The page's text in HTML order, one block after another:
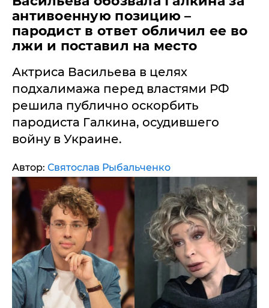
антивоенную позицию –
пародист в ответ обличил ее во
лжи и поставил на место
Актриса Васильева в целях
подхалимажа перед властями РФ
решила публично оскорбить
пародиста Галкина, осудившего
войну в Украине.
Автор: Святослав Рыбальченко